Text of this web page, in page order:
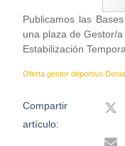
Publicamos las
una plaza de Gestor/
Estabilización
Oferta gestor deportivo Denia
Compartir
artículo: